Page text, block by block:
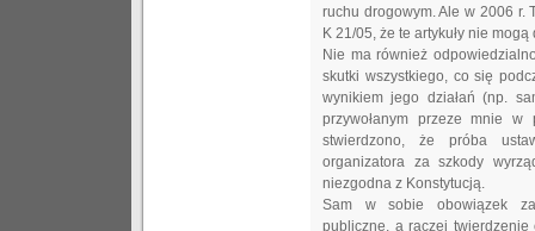
ruchu drogowym. Ale w 2006 r.
K 21/05, że te artykuły nie
Nie ma również
skutki wszystkiego, co się
wynikiem jego działań (np.
przywołanym przeze mnie w
stwierdzono, że próba
organizatora za szkody
niezgodna z Konstytucją.
Sam w sobie obowiązek
publiczne, a raczej